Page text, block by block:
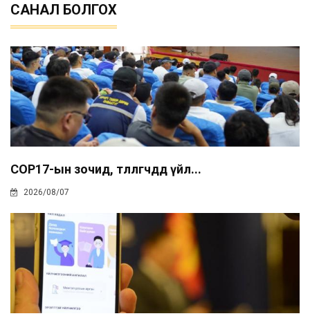
САНАЛ БОЛГОХ
COP17-ын зочид, төлөөлөгчдөд үйл...
2026/08/07